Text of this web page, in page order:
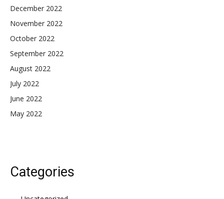
December 2022
November 2022
October 2022
September 2022
August 2022
July 2022
June 2022
May 2022
Categories